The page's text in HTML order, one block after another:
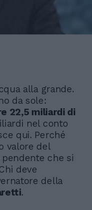
alla grande.
da sole:
22,5 miliardi di
nel conto
qui. Perché
valore del
che si
deve
della
.